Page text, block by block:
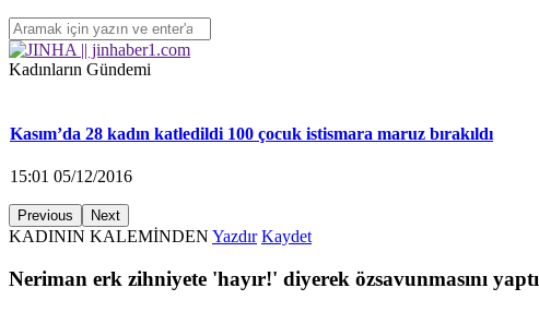
Kadınların Gündemi
16:26 04/12/2016
Kasım’da 28 kadın katledildi 100 çocuk istismara maruz bırakıldı
15:01 05/12/2016
Previous Next
KADININ KALEMİNDEN Yazdır Kaydet
Neriman erk zihniyete 'hayır!' diyerek özsavunmasını yaptı